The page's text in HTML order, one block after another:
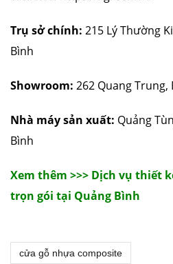
Trụ sở chính: 215 Lý Thường
Bình
Showroom: 262 Quang
Nhà máy sản xuất: Quảng
Bình
Xem thêm >>> Dịch vụ thiết
trọn gói tại Quảng Bình
cửa gỗ nhựa composite